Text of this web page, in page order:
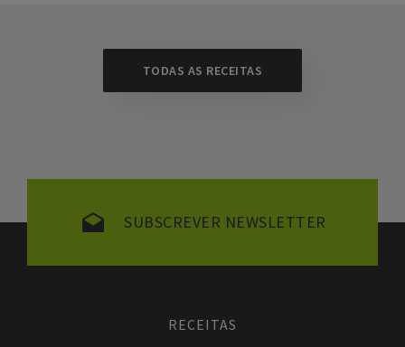
TODAS AS RECEITAS
SUBSCREVER NEWSLETTER
RECEITAS